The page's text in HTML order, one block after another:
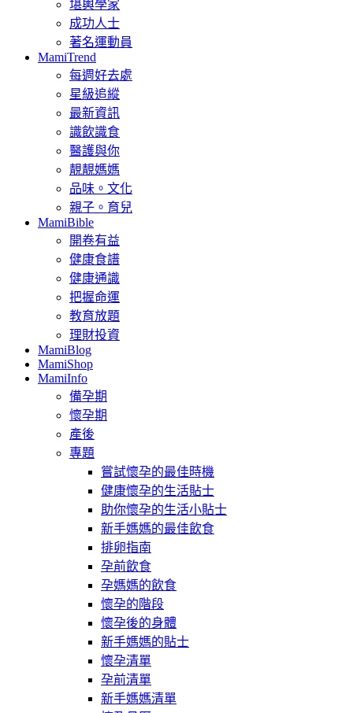
堪輿學家
成功人士
著名運動員
MamiTrend
每週好去處
星級追縱
最新資訊
識飲識食
醫護與你
靚靚媽媽
品味。文化
親子。育兒
MamiBible
開卷有益
健康食譜
健康通識
把握命運
教育放題
理財投資
MamiBlog
MamiShop
MamiInfo
備孕期
懷孕期
產後
專題
嘗試懷孕的最佳時機
健康懷孕的生活貼士
助你懷孕的生活小貼士
新手媽媽的最佳飲食
排卵指南
孕前飲食
孕媽媽的飲食
懷孕的階段
懷孕後的身體
新手媽媽的貼士
懷孕清單
孕前清單
新手媽媽清單